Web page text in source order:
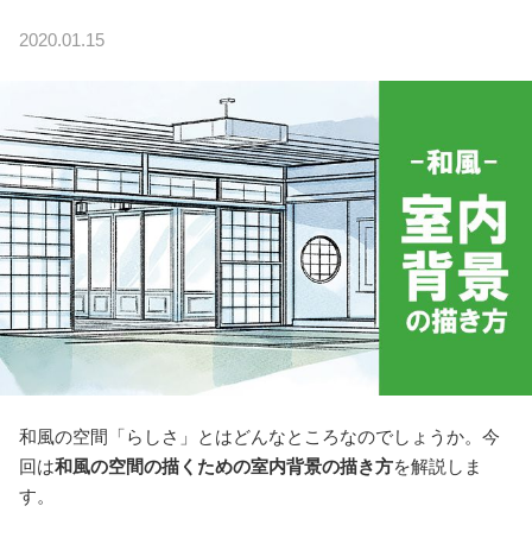
2020.01.15
和風の空間「らしさ」とはどんなところなのでしょうか。今
回は和風の空間の描くための室内背景の描き方を解説しま
す。